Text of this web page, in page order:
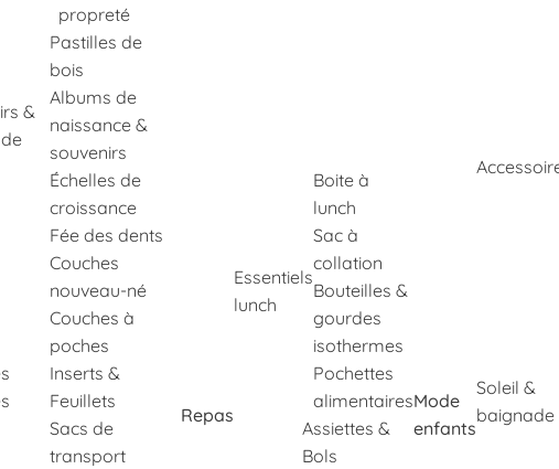
propreté
&
Pastilles de
bois
Albums de
naissance &
souvenirs
Échelles de
croissance
Fée des dents
Couches
nouveau-né
Couches à
poches
Inserts &
Feuillets
Sacs de
transport
Repas
Essentiels
lunch
Boite à
lunch
Sac à
collation
Bouteilles &
gourdes
isothermes
Pochettes
alimentaires
Assiettes &
Bols
Mode
enfants
Soleil &
baignade